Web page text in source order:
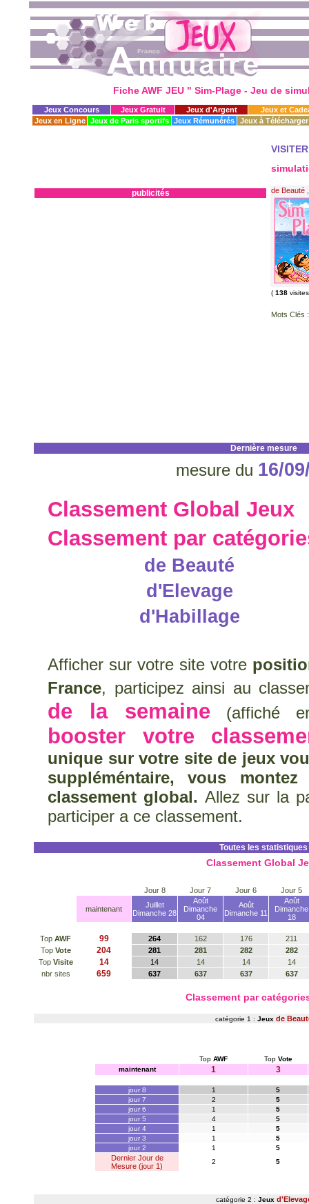
Fiche AWF JEU " Sim-Plage - Jeu de
Jeux Concours Jeux Gratuit Jeux d'Argent
Jeux et
Jeux en Ligne
Jeux de Paris sportifs Jeux Rémunérés Jeux à Télécharger
publicités de Beauté
( 138
Mots Clés :
Dernière mesure
mesure du 16/
Classement Global Jeux
Classement par
de Beauté
d'Elevage
d'Habillage
Afficher sur votre site votre
France, participez ainsi au
de la semaine (affiché
booster votre
unique sur votre site de jeux
suppléméntaire, vous
classement global. Allez sur la
participer a ce classement.
Toutes les statistiques
Classement Global
Jour 8 Jour 7 Jour 6 Jour 5
maintenant
Juillet
Dimanche 28
Août
Dimanche
04
Août
Dimanche 11
Août
Dimanche
18
Top AWF 99 264 162 176
211
Top Vote 204 281 281 282
282
Top Visite 14 14 14 14
14
nbr sites
659 637 637 637 637
Classement par
catégorie 1 : Jeux de
Top AWF Top Vote
maintenant
1 3
jour 8 1
5
jour 7
2
5
jour 6
1
5
jour 5
4
5
jour 4
1
5
jour 3
1
5
jour 2
1 5
Dernier Jour de
Mesure (jour 1)
2 5
catégorie 2 : Jeux